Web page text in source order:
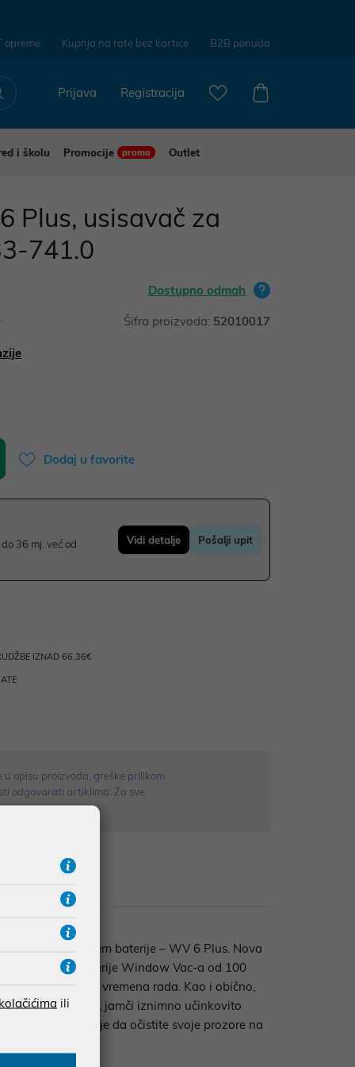
opreme Kupnja na rate bez kartice B2B ponuda
Registracija
Prijava
i školu Promocije promo
Outlet
Plus, usisavač za
741.0
Dostupno odmah
Šifra proizvoda: 52010017
Dodaj u favorite
36 mj. već od Vidi detalje Pošalji upit
IZNAD 66,36€
opisu proizvoda, greške prilikom
odgovarati artiklima. Za sve
i duljim trajanjem baterije – WV 6 Plus. Nova
rada baterije Window Vac-a od 100
minute vremena rada. Kao i obično,
Window Vac-u, jamči iznimno učinkovito
vam omogućuje da očistite svoje prozore na
ili